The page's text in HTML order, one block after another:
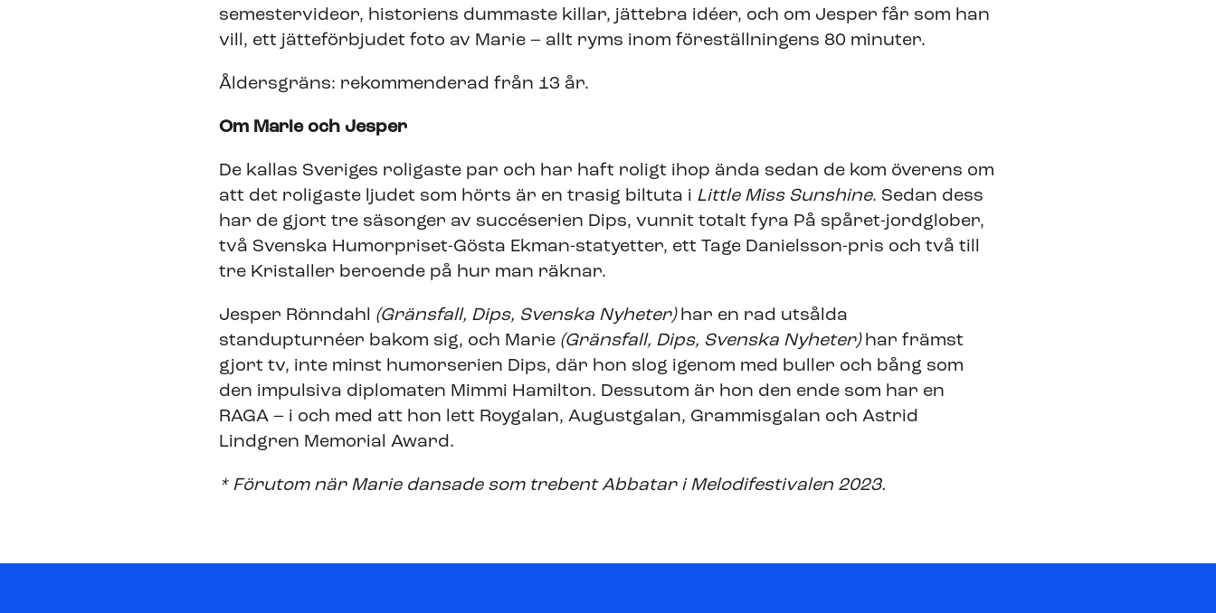
semestervideor, historiens dummaste killar, jättebra idéer, och om Jesper får som han
vill, ett jätteförbjudet foto av Marie – allt ryms inom föreställningens 80 minuter.
Åldersgräns: rekommenderad från 13 år.
Om Marie och Jesper
De kallas Sveriges roligaste par och har haft roligt ihop ända sedan de kom överens om
att det roligaste ljudet som hörts är en trasig biltuta i Little Miss Sunshine. Sedan dess
har de gjort tre säsonger av succéserien Dips, vunnit totalt fyra På spåret-jordglober,
två Svenska Humorpriset-Gösta Ekman-statyetter, ett Tage Danielsson-pris och två till
tre Kristaller beroende på hur man räknar.
Jesper Rönndahl (Gränsfall, Dips, Svenska Nyheter) har en rad utsålda
standupturnéer bakom sig, och Marie (Gränsfall, Dips, Svenska Nyheter) har främst
gjort tv, inte minst humorserien Dips, där hon slog igenom med buller och bång som
den impulsiva diplomaten Mimmi Hamilton. Dessutom är hon den ende som har en
RAGA – i och med att hon lett Roygalan, Augustgalan, Grammisgalan och Astrid
Lindgren Memorial Award.
* Förutom när Marie dansade som trebent Abbatar i Melodifestivalen 2023.